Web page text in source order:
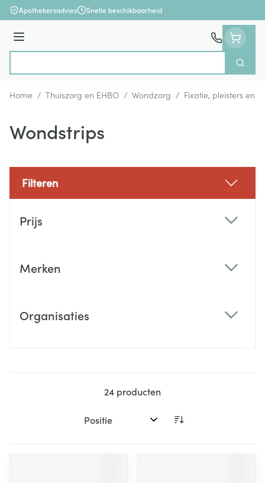
Ga naar de inhoud
Apothekersadvies Snelle beschikbaarheid
Menu
Zoek
Home / Thuiszorg en EHBO / Wondzorg / Fixatie, pleisters en
Wondstrips
Filteren
Prijs
Merken
Organisaties
24 producten
Sorteer op: